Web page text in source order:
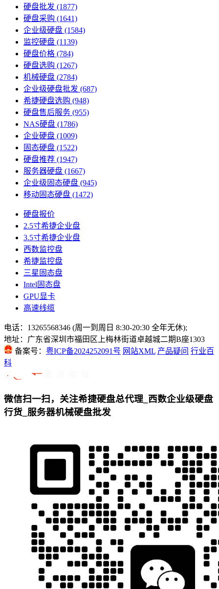
硬盘批发 (1877)
硬盘采购 (1641)
企业级硬盘 (1584)
监控硬盘 (1139)
硬盘价格 (784)
硬盘选购 (1267)
机械硬盘 (2784)
企业级硬盘批发 (687)
希捷硬盘选购 (948)
硬盘售后服务 (955)
NAS硬盘 (1786)
企业硬盘 (1009)
固态硬盘 (1522)
硬盘推荐 (1947)
服务器硬盘 (1667)
企业级固态硬盘 (945)
移动固态硬盘 (1472)
硬盘报价
2.5寸希捷企业盘
3.5寸希捷企业盘
西数监控盘
希捷监控盘
三星固态盘
Intel固态盘
GPU显卡
高速线缆
电话：13265568346 (周一到周日 8:30-20:30 全年无休);
地址：广东省深圳市福田区上梅林街道卓越城二期B座1303
备案号： 粤ICP备2024252091号 网站XML 产品疑问 行业百
科
微信扫一扫，关注希捷硬盘总代理_西数企业级硬盘
行货_服务器机械硬盘批发